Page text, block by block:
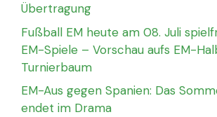
Übertragung
Fußball EM heute am 08. Juli
EM-Spiele – Vorschau aufs EM-
Turnierbaum
EM-Aus gegen Spanien: Das
endet im Drama